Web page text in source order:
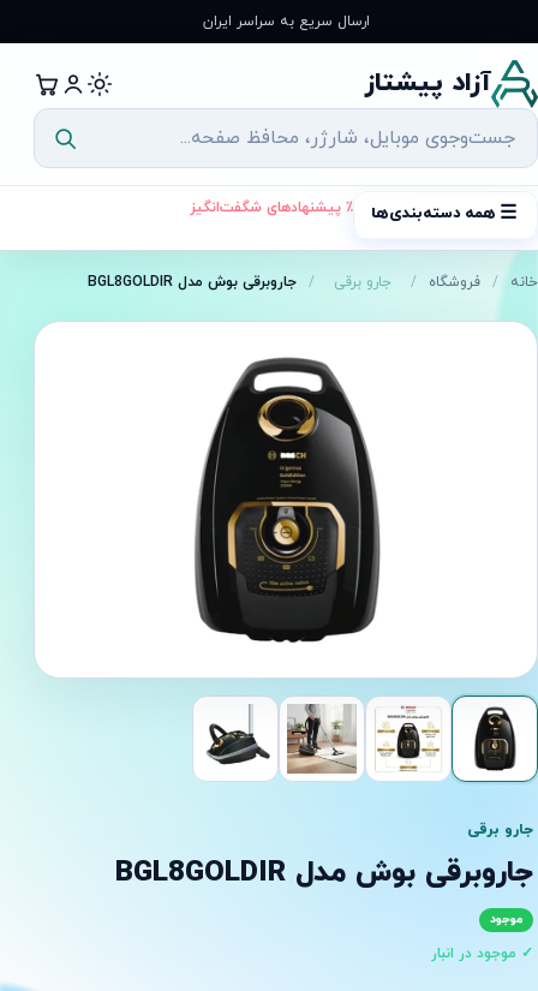
به
محتوا
ارسال سریع به سراسر ایران
آزاد پیشتاز
☰ همه دسته‌بندی‌ها ٪ پیشنهادهای شگفت‌انگیز
خانه / فروشگاه / جارو برقی / جاروبرقی بوش مدل BGL8GOLDIR
جارو برقی
جاروبرقی بوش مدل BGL8GOLDIR
موجود
✓ موجود در انبار